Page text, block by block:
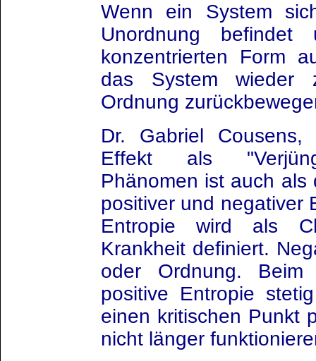
Wenn ein System
Unordnung
konzentrierten Form
das System wieder
Ordnung
Dr. Gabriel
Effekt als
Phänomen ist auch als
positiver und negativer
Entropie wird als
Krankheit definiert.
oder Ordnung. Beim
positive Entropie
einen kritischen Punkt
nicht länger